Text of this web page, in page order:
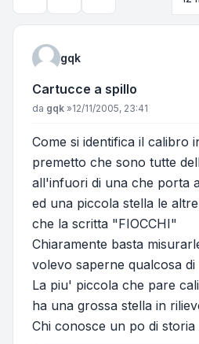
gqk
Cartucce a spillo
Messaggio
da gqk »12/11/2005, 23:41
Come si identifica il calibro
premetto che sono tutte
all'infuori di una che porta
ed una piccola stella le
che la scritta "FIOCCHI"
Chiaramente basta
volevo saperne qualcosa di
La piu' piccola che pare
ha una grossa stella in
Chi conosce un po di